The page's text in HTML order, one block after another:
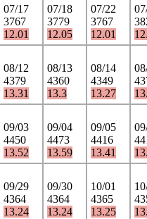
07/17
3767
12.01
07/18
3779
12.05
07/22
3767
12.01
08/12
4379
13.31
08/13
4360
13.3
08/14
4349
13.27
09/03
4450
13.52
09/04
4473
13.59
09/05
4416
13.41
09/29
4364
13.24
09/30
4364
13.24
10/01
4365
13.25